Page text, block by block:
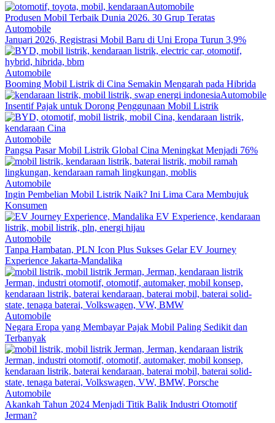
Automobile
Produsen Mobil Terbaik Dunia 2026. 30 Grup Teratas
Automobile
Januari 2026, Registrasi Mobil Baru di Uni Eropa Turun 3,9%
Automobile
Booming Mobil Listrik di Cina Semakin Mengarah pada Hibrida
Automobile
Insentif Pajak untuk Dorong Penggunaan Mobil Listrik
Automobile
Pangsa Pasar Mobil Listrik Global Cina Meningkat Menjadi 76%
Automobile
Ingin Pembelian Mobil Listrik Naik? Ini Lima Cara Membujuk
Konsumen
Automobile
Tanpa Hambatan, PLN Icon Plus Sukses Gelar EV Journey
Experience Jakarta-Mandalika
Automobile
Negara Eropa yang Membayar Pajak Mobil Paling Sedikit dan
Terbanyak
Automobile
Akankah Tahun 2024 Menjadi Titik Balik Industri Otomotif
Jerman?